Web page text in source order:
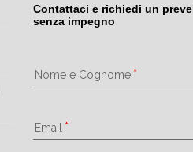
Contattaci e richiedi un
senza impegno
Nome e Cognome
Email